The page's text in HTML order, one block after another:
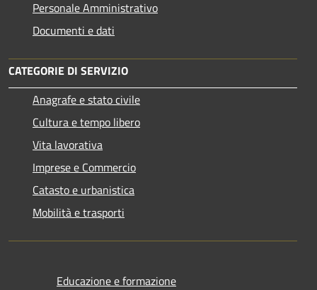
Personale Amministrativo
Documenti e dati
CATEGORIE DI SERVIZIO
Anagrafe e stato civile
Cultura e tempo libero
Vita lavorativa
Imprese e Commercio
Catasto e urbanistica
Mobilità e trasporti
Educazione e formazione